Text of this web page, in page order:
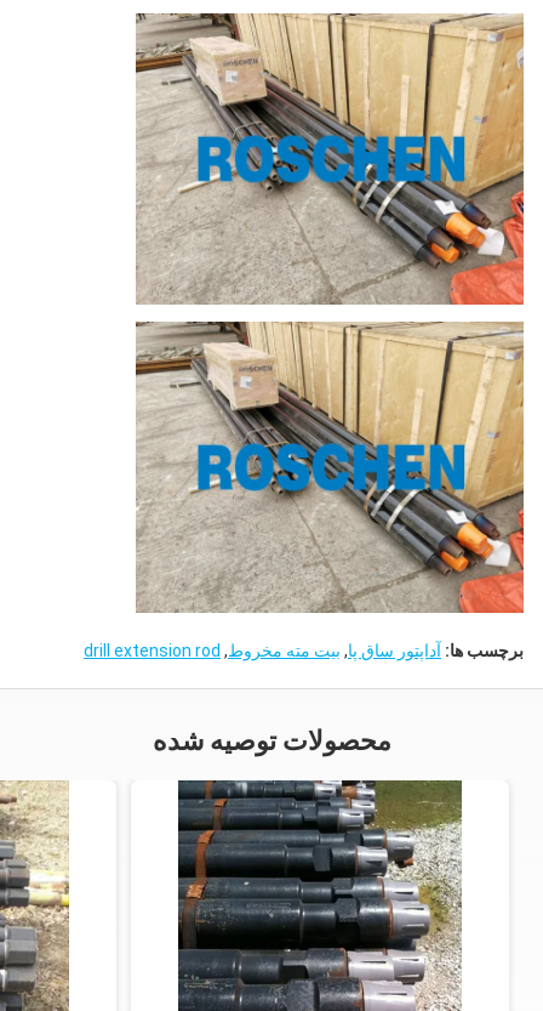
برچسب ها: آداپتور ساق پا, بیت مته مخروط,
drill extension rod
محصولات توصیه شده